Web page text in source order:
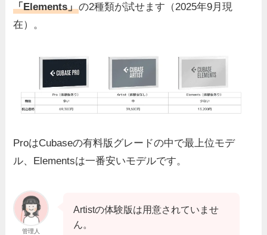
「Elements」の2種類が試せます（2025年9月現
在）。
ProはCubaseの有料版グレードの中で最上位モデ
ル、Elementsは一番安いモデルです。
管理人
Artistの体験版は用意されていませ
ん。